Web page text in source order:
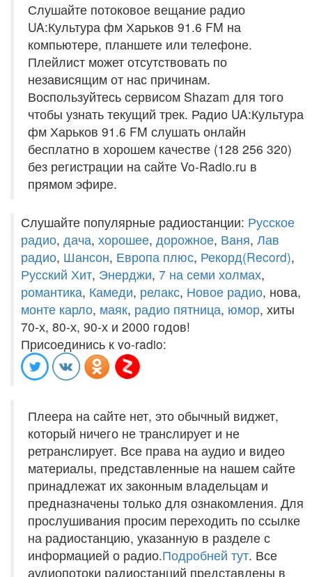
Слушайте потоковое вещание радио
UA:Культура фм Харьков 91.6 FM на
компьютере, планшете или телефоне.
Плейлист может отсутствовать по
независящим от нас причинам.
Воспользуйтесь сервисом Shazam для того
чтобы узнать текущий трек. Радио UA:Культура
фм Харьков 91.6 FM слушать онлайн
бесплатно в хорошем качестве (128 256 320)
без регистрации на сайте Vo-Radio.ru в
прямом эфире.
Слушайте популярные радиостанции: Русское
радио, дача, хорошее, дорожное, Ваня, Лав
радио, Шансон, Европа плюс, Рекорд(Record),
Русский Хит, Энерджи, 7 на семи холмах,
романтика, Камеди, релакс, Новое радио, нова,
монте карло, маяк, радио пятница, юмор, хиты
70-х, 80-х, 90-х и 2000 годов!
Присоединись к vo-radio:
Плеера на сайте нет, это обычный виджет,
который ничего не транслирует и не
ретранслирует. Все права на аудио и видео
материалы, представленные на нашем сайте
принадлежат их законным владельцам и
предназначены только для ознакомления. Для
прослушивания просим переходить по ссылке
на радиостанцию, указанную в разделе с
информацией о радио.Подробней тут. Все
аудиопотоки радиостанций представлены в